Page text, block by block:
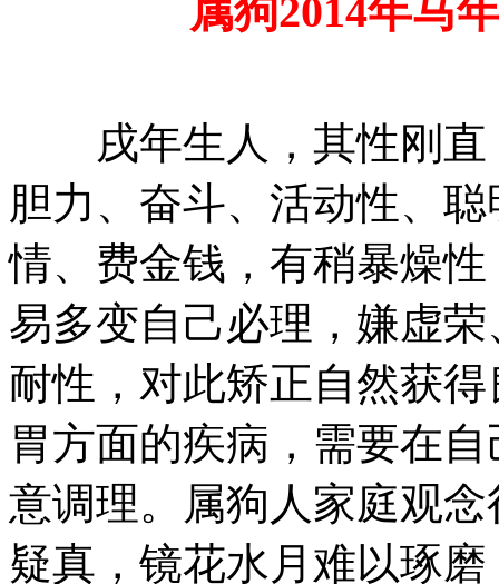
属狗2014年马年
戌年生人，其性刚直
胆力、奋斗、活动性、
情、费金钱，有稍暴燥
易多变自己必理，嫌虚
耐性，对此矫正自然获
胃方面的疾病，需要在
意调理。属狗人家庭观
疑真，镜花水月难以琢